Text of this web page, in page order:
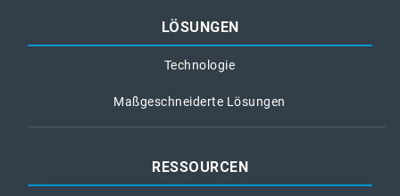
LÖSUNGEN
Technologie
Maßgeschneiderte Lösungen
RESSOURCEN